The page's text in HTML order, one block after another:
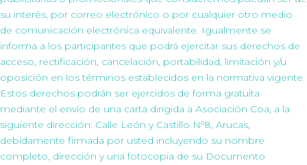
su interés, por correo electrónico o por cualquier otro medio
de comunicación electrónica equivalente. Igualmente se
informa a los participantes que podrá ejercitar sus derechos de
acceso, rectificación, cancelación, portabilidad, limitación y/u
oposición en los términos establecidos en la normativa vigente.
Estos derechos podrán ser ejercidos de forma gratuita
mediante el envío de una carta dirigida a Asociación Coa, a la
siguiente dirección: Calle León y Castillo Nº8, Arucas,
debidamente firmada por usted incluyendo su nombre
completo, dirección y una fotocopia de su Documento